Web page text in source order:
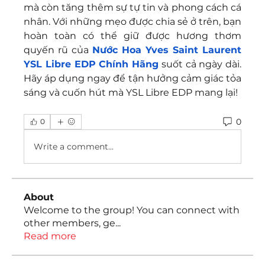
mà còn tăng thêm sự tự tin và phong cách cá
nhân. Với những mẹo được chia sẻ ở trên, bạn
hoàn toàn có thể giữ được hương thơm
quyến rũ của Nước Hoa Yves Saint Laurent
YSL Libre EDP Chính Hãng suốt cả ngày dài.
Hãy áp dụng ngay để tận hưởng cảm giác tỏa
sáng và cuốn hút mà YSL Libre EDP mang lại!
0 0
Write a comment...
About
Welcome to the group! You can connect with
other members, ge...
Read more